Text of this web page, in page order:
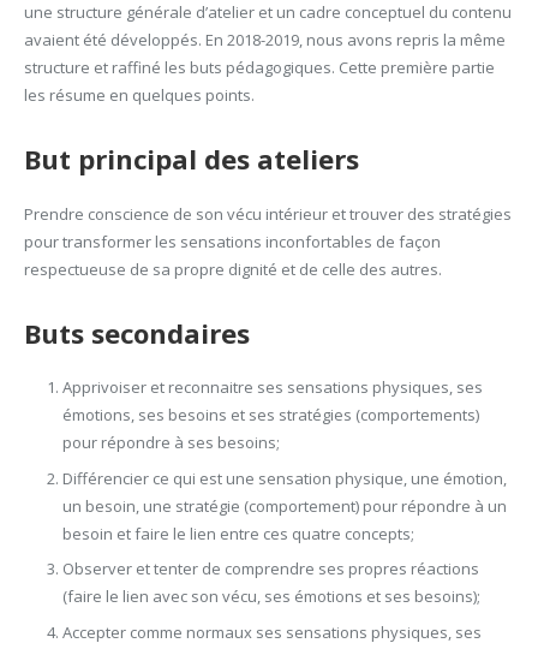
une structure générale d’atelier et un cadre conceptuel du contenu
avaient été développés. En 2018-2019, nous avons repris la même
structure et raffiné les buts pédagogiques. Cette première partie
les résume en quelques points.
But principal des ateliers
Prendre conscience de son vécu intérieur et trouver des stratégies
pour transformer les sensations inconfortables de façon
respectueuse de sa propre dignité et de celle des autres.
Buts secondaires
Apprivoiser et reconnaitre ses sensations physiques, ses
émotions, ses besoins et ses stratégies (comportements)
pour répondre à ses besoins;
Différencier ce qui est une sensation physique, une émotion,
un besoin, une stratégie (comportement) pour répondre à un
besoin et faire le lien entre ces quatre concepts;
Observer et tenter de comprendre ses propres réactions
(faire le lien avec son vécu, ses émotions et ses besoins);
Accepter comme normaux ses sensations physiques, ses